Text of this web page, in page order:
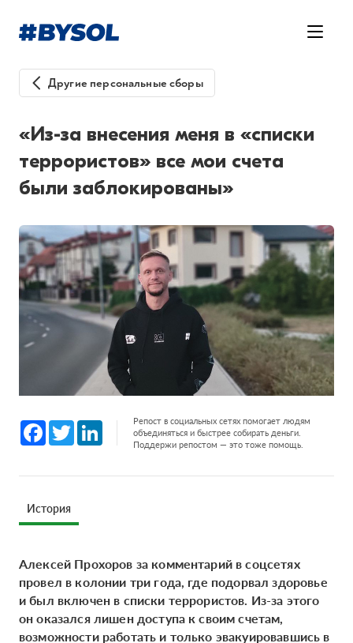
Другие персональные сборы
«Из-за внесения меня в «списки
террористов» все мои счета
были заблокированы»
Facebook
Twitter LinkedInРепост в социальных сетях помогает людям
объединяться и быстрее собирать деньги.
Поддержи репостом — это тоже помощь.
История
Алексей Прохоров за комментарий в соцсетях
провел в колонии три года, где подорвал здоровье
и был включен в списки террористов. Из-за этого
он оказался лишен доступа к своим счетам,
возможности работать и только эвакуировавшись в